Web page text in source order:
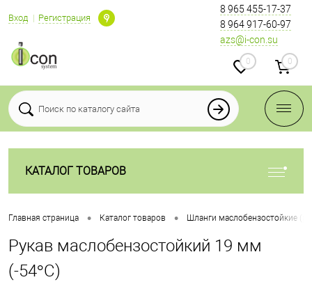
Вход Регистрация
8 965 455-17-37
8 964 917-60-97
azs@i-con.su
0 0
КАТАЛОГ ТОВАРОВ
Главная страница • Каталог товаров • Шланги маслобензостойкие
Рукав маслобензостойкий 19 мм
(-54°C)